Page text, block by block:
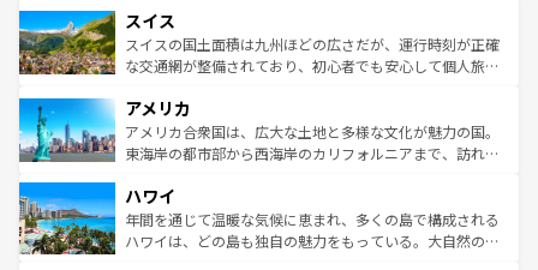
れる地方に足を運ぶとそれぞれで全く異なる文化を体験で
きるだろう。 なお、新着のフランス情報はコンテンツ一覧
を参照してほしい。
は、お酒好きな人にはぜひ体験してほしい。 なお、新着の
ドイツ情報はコンテンツ一覧を参照してほしい。
リアごとに異なる魅力がある。また、優雅なアフタヌーン
ティー、ビール好きにはたまらない英国パブ、サッカー観
戦など、本場だからこそできる体験も豊富。イギリスを旅
ンツ一覧を参照してほしい。
スイス
スイスの国土面積は九州ほどの広さだが、運行時刻が正確
な交通網が整備されており、初心者でも安心して個人旅行
の建物がそのまま残る町や、スイスならではのユニークな
博物館もあり、アルプス観光だけでなく町歩きも満喫する
ことができる。国民の所得が高いため物価も高いが、旅行
ば市内交通費無料で観光を楽しむこともできる。 なお、新
着のスイス情報はコンテンツ一覧 を参照してほしい。
アメリカ
アメリカ合衆国は、広大な土地と多様な文化が魅力の国。
東海岸の都市部から西海岸のカリフォルニアまで、訪れる
のような巨大都市は、観光、ショッピング、エンターテイ
ンメントが詰まった刺激的なスポットだ。一方、アメリカ
西部には大自然が広がり、グランドキャニオンやイエロー
ハワイ
年間を通じて温暖な気候に恵まれ、多くの島で構成される
ハワイは、どの島も独自の魅力をもっている。大自然の神